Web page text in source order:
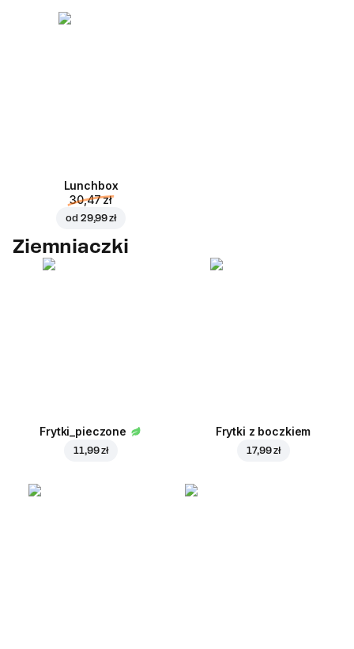
Lunchbox
30,47 zł
od 29,99 zł
Ziemniaczki
Frytki_pieczone
11,99 zł
Frytki z boczkiem
17,99 zł